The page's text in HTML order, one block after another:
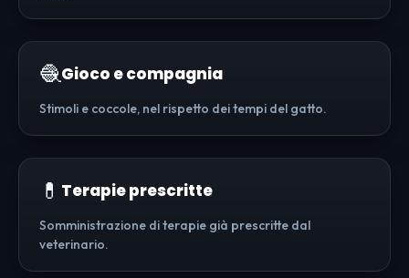
🧶Gioco e compagnia
Stimoli e coccole, nel rispetto dei tempi del gatto.
💊 Terapie prescritte
Somministrazione di terapie già prescritte dal
veterinario.